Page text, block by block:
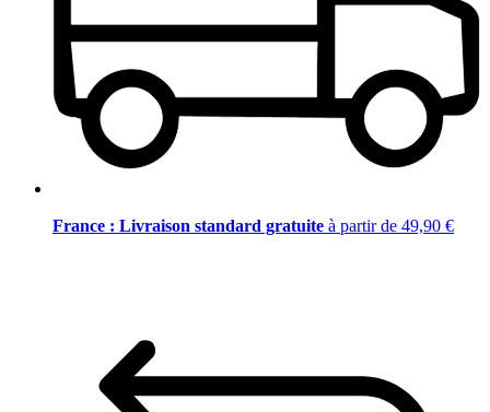
France : Livraison standard gratuite à partir de 49,90 €